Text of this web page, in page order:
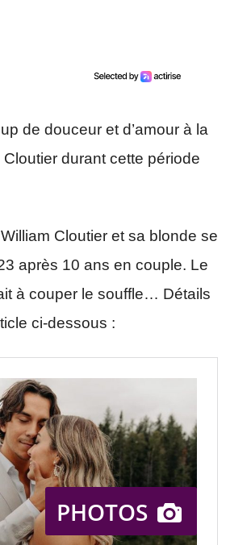
de douceur et d’amour à la
durant cette période
Cloutier et sa blonde se
après 10 ans en couple. Le
à couper le souffle… Détails
ci-dessous :